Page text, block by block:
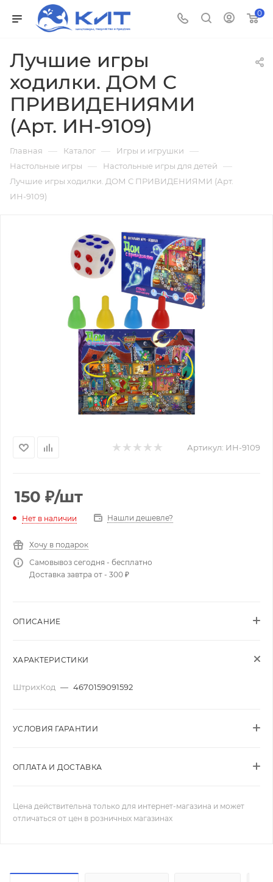
0
Лучшие игры
ходилки. ДОМ С
ПРИВИДЕНИЯМИ
(Арт. ИН-9109)
Главная — Каталог — Игры и игрушки —
Настольные игры — Настольные игры для детей —
Лучшие игры ходилки. ДОМ С ПРИВИДЕНИЯМИ (Арт.
ИН-9109)
Артикул: ИН-9109
150 ₽/шт
Нет в наличии Нашли дешевле?
Хочу в подарок
Самовывоз сегодня - бесплатно
Доставка завтра от - 300 ₽
ОПИСАНИЕ
ХАРАКТЕРИСТИКИ
ШтрихКод — 4670159091592
УСЛОВИЯ ГАРАНТИИ
ОПЛАТА И ДОСТАВКА
Цена действительна только для интернет-магазина и может
отличаться от цен в розничных магазинах